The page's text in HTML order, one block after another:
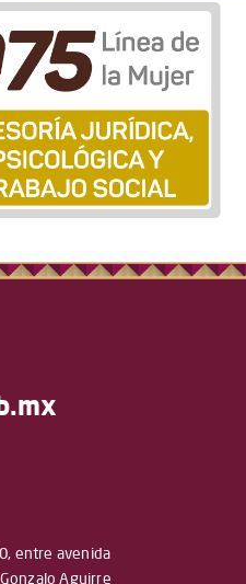
entre avenida
Aguirre